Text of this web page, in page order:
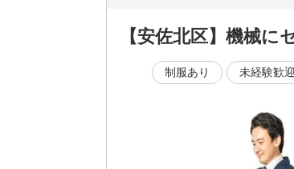
【安佐北区】機械に
制服あり 未経験歓迎